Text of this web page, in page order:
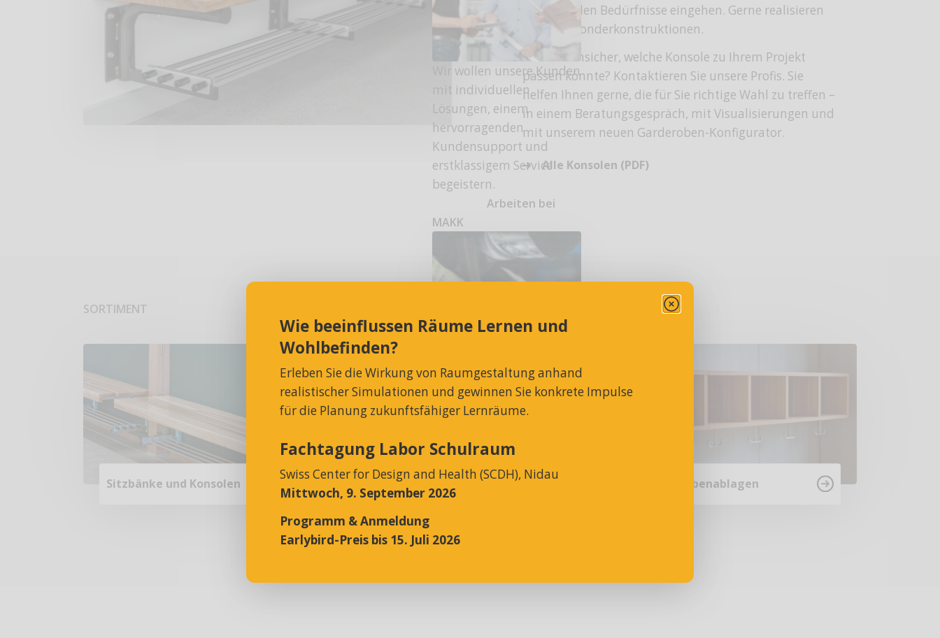
Wir wollen unsere Kunden
mit individuellen
Lösungen, einem
hervorragenden
Kundensupport und
erstklassigem Service
begeistern.
Arbeiten bei
MAKK
Rund 30 hochmotivierte
Mitarbeitende setzen ihre
herausragende Produkte
und Dienstleistungen um.
Gehören vielleicht auch
Sie bald dazu?
individuellen Bedürfnisse eingehen. Gerne realisieren
wir auch Sonderkonstruktionen.
Sind Sie unsicher, welche Konsole zu Ihrem Projekt
passen könnte? Kontaktieren Sie unsere Profis. Sie
helfen Ihnen gerne, die für Sie richtige Wahl zu treffen –
in einem Beratungsgespräch, mit Visualisierungen und
mit unserem neuen Garderoben-Konfigurator.
Alle Konsolen (PDF)
SORTIMENT
Sitzbänke und Konsolen
Garderobenleiste &
Wandgarderobe
Garderobenablagen
Wie beeinflussen Räume Lernen und
Wohlbefinden?
Erleben Sie die Wirkung von Raumgestaltung anhand
realistischer Simulationen und gewinnen Sie konkrete Impulse
für die Planung zukunftsfähiger Lernräume.
Fachtagung Labor Schulraum
Swiss Center for Design and Health (SCDH), Nidau
Mittwoch, 9. September 2026
Programm & Anmeldung
Earlybird-Preis bis 15. Juli 2026